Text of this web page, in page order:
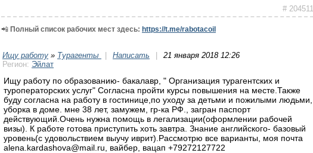
# 204511
📲 Полный список рабочих мест здесь: https://t.me/rabotacoil
Ищу работу » Турагенты | Написать |
21 января 2018 12:26
Регион: Эйлат
Ищу работу по образованию- бакалавр, " Организация турагентских и
туроператорских услуг" Согласна пройти курсы повышения на месте.Также
буду согласна на работу в гостинице,по уходу за детьми и пожилыми людьми,
уборка в доме. мне 38 лет, замужем, гр-ка РФ., загран паспорт
действующий.Очень нужна помощь в легализации(оформлении рабочей
визы). К работе готова приступить хоть завтра. Знание английского- базовый
уровень(с удовольствием выучу иврит).Рассмотрю все варианты, моя почта
alena.kardashova@mail.ru, вайбер, вацап +79272127722